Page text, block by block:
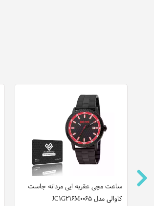
ساعت مچی عقربه ایی مردانه جاست
کاوالی مدل JC1G216M0065